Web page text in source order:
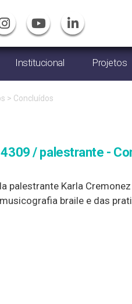
Institucional Projetos
> Concluídos
/ palestrante -
palestrante Karla
braile e das